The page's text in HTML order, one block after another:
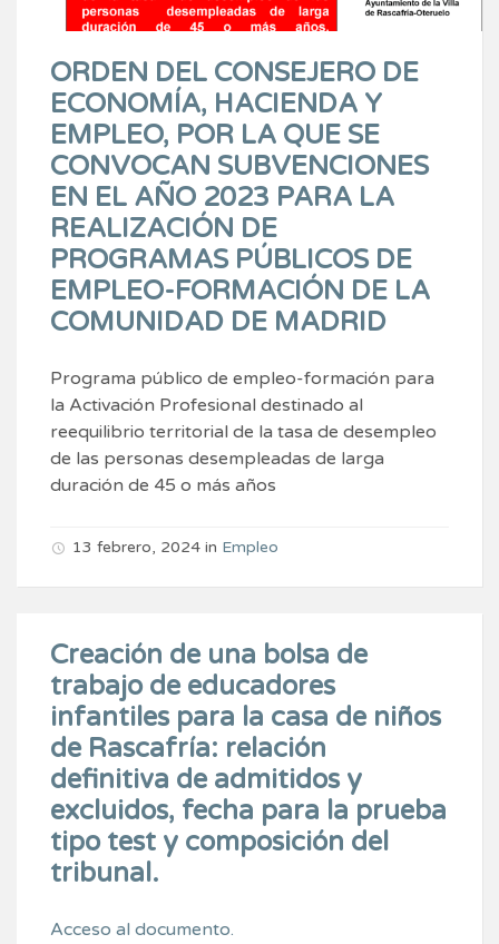
ORDEN DEL CONSEJERO DE
ECONOMÍA, HACIENDA Y
EMPLEO, POR LA QUE SE
CONVOCAN SUBVENCIONES
EN EL AÑO 2023 PARA LA
REALIZACIÓN DE
PROGRAMAS PÚBLICOS DE
EMPLEO-FORMACIÓN DE LA
COMUNIDAD DE MADRID
Programa público de empleo-formación para
la Activación Profesional destinado al
reequilibrio territorial de la tasa de desempleo
de las personas desempleadas de larga
duración de 45 o más años
13 febrero, 2024 in Empleo
Creación de una bolsa de
trabajo de educadores
infantiles para la casa de niños
de Rascafría: relación
definitiva de admitidos y
excluidos, fecha para la prueba
tipo test y composición del
tribunal.
Acceso al documento.